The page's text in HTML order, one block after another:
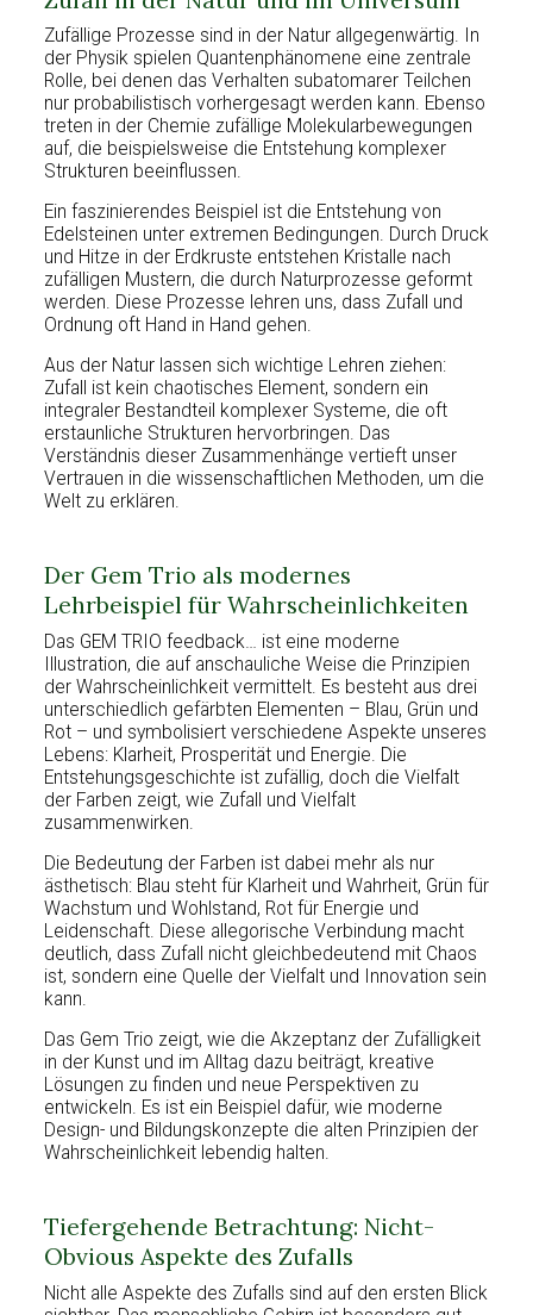
Zufällige Prozesse sind in der Natur allgegenwärtig. In
der Physik spielen Quantenphänomene eine zentrale
Rolle, bei denen das Verhalten subatomarer Teilchen
nur probabilistisch vorhergesagt werden kann. Ebenso
treten in der Chemie zufällige Molekularbewegungen
auf, die beispielsweise die Entstehung komplexer
Strukturen beeinflussen.
Ein faszinierendes Beispiel ist die Entstehung von
Edelsteinen unter extremen Bedingungen. Durch Druck
und Hitze in der Erdkruste entstehen Kristalle nach
zufälligen Mustern, die durch Naturprozesse geformt
werden. Diese Prozesse lehren uns, dass Zufall und
Ordnung oft Hand in Hand gehen.
Aus der Natur lassen sich wichtige Lehren ziehen:
Zufall ist kein chaotisches Element, sondern ein
integraler Bestandteil komplexer Systeme, die oft
erstaunliche Strukturen hervorbringen. Das
Verständnis dieser Zusammenhänge vertieft unser
Vertrauen in die wissenschaftlichen Methoden, um die
Welt zu erklären.
Der Gem Trio als modernes
Lehrbeispiel für Wahrscheinlichkeiten
Das GEM TRIO feedback… ist eine moderne
Illustration, die auf anschauliche Weise die Prinzipien
der Wahrscheinlichkeit vermittelt. Es besteht aus drei
unterschiedlich gefärbten Elementen – Blau, Grün und
Rot – und symbolisiert verschiedene Aspekte unseres
Lebens: Klarheit, Prosperität und Energie. Die
Entstehungsgeschichte ist zufällig, doch die Vielfalt
der Farben zeigt, wie Zufall und Vielfalt
zusammenwirken.
Die Bedeutung der Farben ist dabei mehr als nur
ästhetisch: Blau steht für Klarheit und Wahrheit, Grün für
Wachstum und Wohlstand, Rot für Energie und
Leidenschaft. Diese allegorische Verbindung macht
deutlich, dass Zufall nicht gleichbedeutend mit Chaos
ist, sondern eine Quelle der Vielfalt und Innovation sein
kann.
Das Gem Trio zeigt, wie die Akzeptanz der Zufälligkeit
in der Kunst und im Alltag dazu beiträgt, kreative
Lösungen zu finden und neue Perspektiven zu
entwickeln. Es ist ein Beispiel dafür, wie moderne
Design- und Bildungskonzepte die alten Prinzipien der
Wahrscheinlichkeit lebendig halten.
Tiefergehende Betrachtung: Nicht-
Obvious Aspekte des Zufalls
Nicht alle Aspekte des Zufalls sind auf den ersten Blick